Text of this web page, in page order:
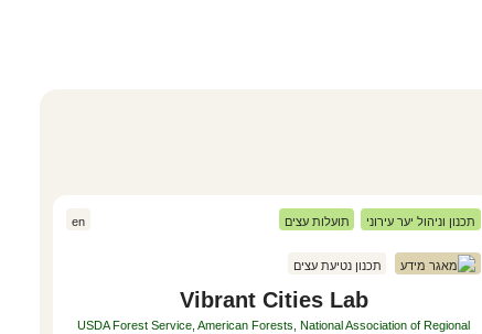
תכנון וניהול יער עירוני תועלות עצים en צילום: תומר אפלבאום
מאגר מידע תכנון נטיעת עצים
Vibrant Cities Lab
USDA Forest Service, American Forests, National Association of Regional